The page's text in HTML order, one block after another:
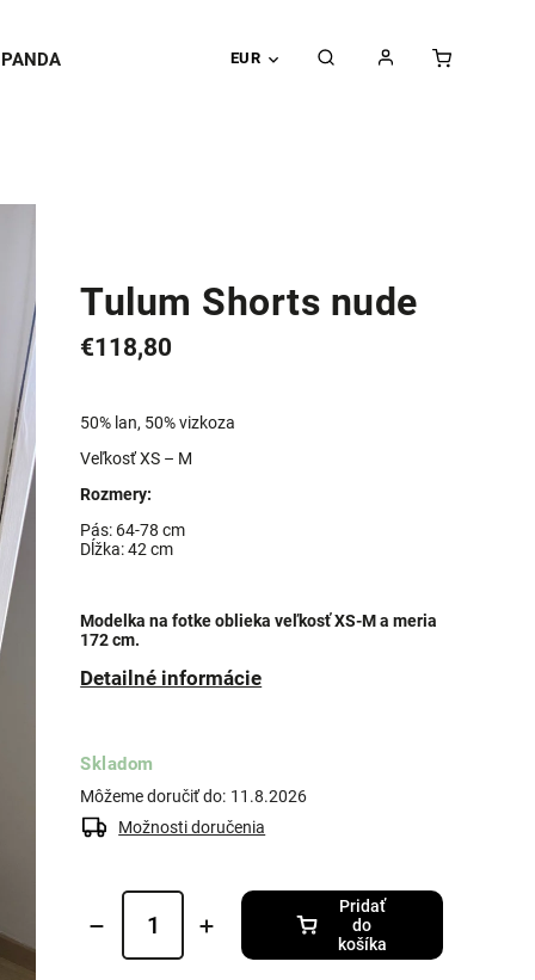
EUR
PANDA
Tulum Shorts nude
€118,80
50% lan, 50% vizkoza
Veľkosť XS – M
Rozmery:
Pás: 64-78 cm
Dĺžka: 42 cm
Modelka na fotke oblieka veľkosť XS-M a meria
172 cm.
Detailné informácie
Skladom
Môžeme doručiť do: 11.8.2026
Možnosti doručenia
Pridať
do
košíka